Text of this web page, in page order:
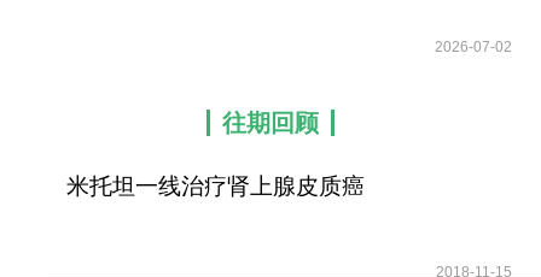
2026-07-02
往期回顾
米托坦一线治疗肾上腺皮质癌
2018-11-15